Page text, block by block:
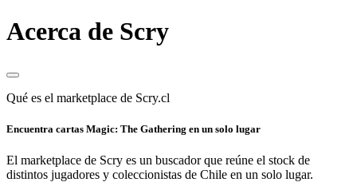
Acerca de Scry
Qué es el marketplace de Scry.cl
Encuentra cartas Magic: The Gathering en un solo lugar
El marketplace de Scry es un buscador que reúne el stock de
distintos jugadores y coleccionistas de Chile en un solo lugar.